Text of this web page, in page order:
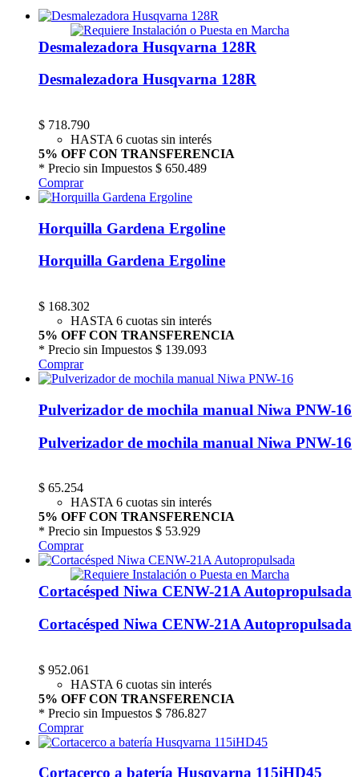
Desmalezadora Husqvarna 128R
Desmalezadora Husqvarna 128R
$ 718.790
HASTA 6 cuotas sin interés
5% OFF CON TRANSFERENCIA
* Precio sin Impuestos $ 650.489
Comprar
Horquilla Gardena Ergoline
Horquilla Gardena Ergoline
$ 168.302
HASTA 6 cuotas sin interés
5% OFF CON TRANSFERENCIA
* Precio sin Impuestos $ 139.093
Comprar
Pulverizador de mochila manual Niwa PNW-16
Pulverizador de mochila manual Niwa PNW-16
$ 65.254
HASTA 6 cuotas sin interés
5% OFF CON TRANSFERENCIA
* Precio sin Impuestos $ 53.929
Comprar
Cortacésped Niwa CENW-21A Autopropulsada
Cortacésped Niwa CENW-21A Autopropulsada
$ 952.061
HASTA 6 cuotas sin interés
5% OFF CON TRANSFERENCIA
* Precio sin Impuestos $ 786.827
Comprar
Cortacerco a batería Husqvarna 115iHD45